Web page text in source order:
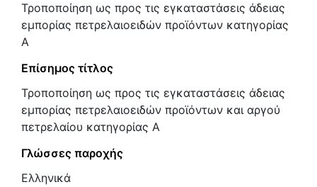
Τροποποίηση ως προς τις εγκαταστάσεις άδειας
εμπορίας πετρελαιοειδών προϊόντων κατηγορίας
Α
Επίσημος τίτλος
Τροποποίηση ως προς τις εγκαταστάσεις άδειας
εμπορίας πετρελαιοειδών προϊόντων και αργού
πετρελαίου κατηγορίας Α
Γλώσσες παροχής
Ελληνικά